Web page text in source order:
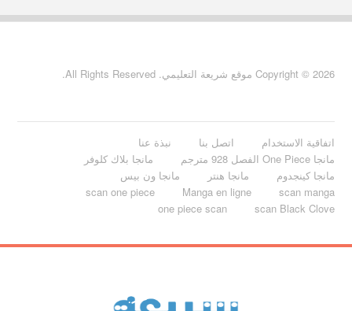
Copyright © 2026 موقع شريعة التعليمي. All Rights Reserved.
اتفاقية الاستخدام اتصل بنا
نبذة عنا
مانجا One Piece الفصل 928 مترجم
مانجا بلاك كلوفر
مانجا كينجدوم
مانجا هنتر
مانجا ون بيس
scan manga
Manga en ligne
scan one piece
scan Black Clove
one piece scan